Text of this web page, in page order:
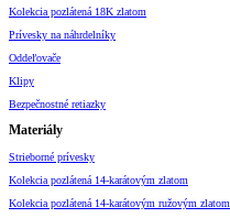
Kolekcia pozlátená 18K zlatom
Prívesky na náhrdelníky
Oddeľovače
Klipy
Bezpečnostné retiazky
Materiály
Strieborné prívesky
Kolekcia pozlátená 14-karátovým zlatom
Kolekcia pozlátená 14-karátovým ružovým zlatom